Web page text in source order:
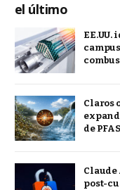
el último
Claros
de PFAS
Claude
post-